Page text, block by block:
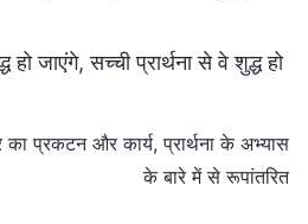
हो जाएंगे, सच्ची प्रार्थना से वे शुद्ध हो
प्रकटन और कार्य, प्रार्थना के अभ्यास
के बारे में से रूपांतरित